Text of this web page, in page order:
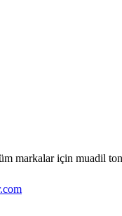
markalar için muadil